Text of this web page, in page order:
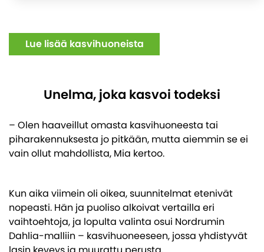
Lue lisää kasvihuoneista
Unelma, joka kasvoi todeksi
– Olen haaveillut omasta kasvihuoneesta tai
piharakennuksesta jo pitkään, mutta aiemmin se ei
vain ollut mahdollista, Mia kertoo.
Kun aika viimein oli oikea, suunnitelmat etenivät
nopeasti. Hän ja puoliso alkoivat vertailla eri
vaihtoehtoja, ja lopulta valinta osui Nordrumin
Dahlia-malliin – kasvihuoneeseen, jossa yhdistyvät